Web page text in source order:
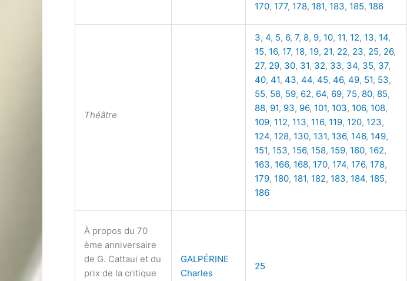
170, 177, 178, 181, 183, 185, 186
Théâtre
3, 4, 5, 6, 7, 8, 9, 10, 11, 12, 13, 14,
15, 16, 17, 18, 19, 21, 22, 23, 25, 26,
27, 29, 30, 31, 32, 33, 34, 35, 37,
40, 41, 43, 44, 45, 46, 49, 51, 53,
55, 58, 59, 62, 64, 69, 75, 80, 85,
88, 91, 93, 96, 101, 103, 106, 108,
109, 112, 113, 116, 119, 120, 123,
124, 128, 130, 131, 136, 146, 149,
151, 153, 156, 158, 159, 160, 162,
163, 166, 168, 170, 174, 176, 178,
179, 180, 181, 182, 183, 184, 185,
186
À propos du 70
ème anniversaire
de G. Cattaui et du
prix de la critique
GALPÉRINE
Charles
25